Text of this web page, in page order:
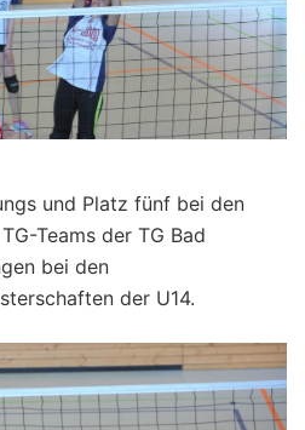
und Platz fünf bei den
Teams der TG Bad
bei den
der U14.